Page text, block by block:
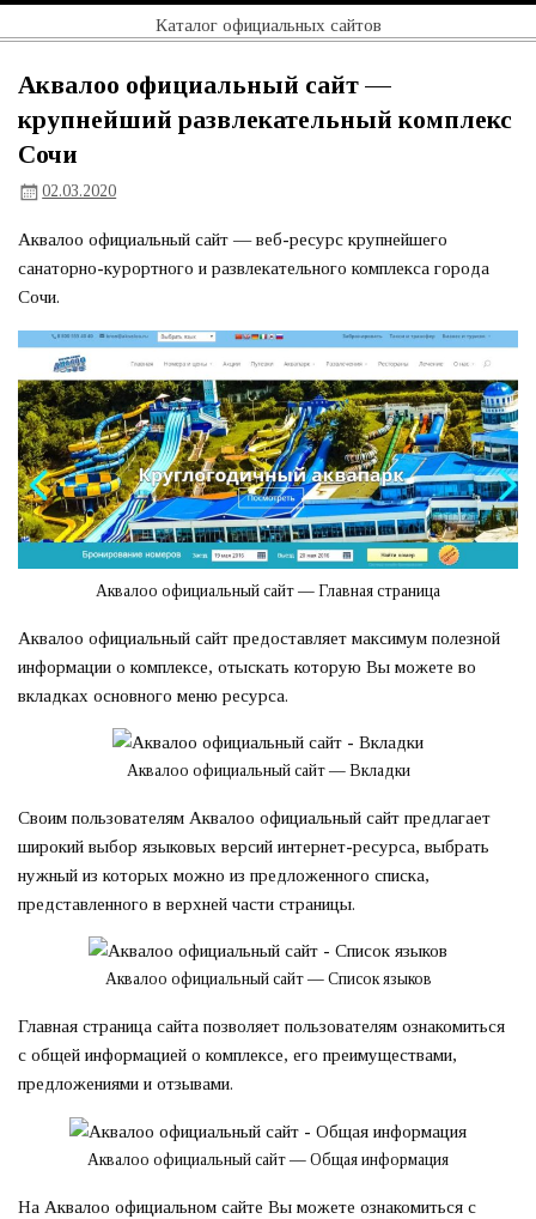
Перейти
содержимому
Официальный
Каталог официальных сайтов
Аквалоо официальный сайт —
крупнейший развлекательный комплекс
Сочи
02.03.2020
Аквалоо официальный сайт — веб-ресурс крупнейшего
санаторно-курортного и развлекательного комплекса города
Сочи.
Аквалоо официальный сайт — Главная страница
Аквалоо официальный сайт предоставляет максимум полезной
информации о комплексе, отыскать которую Вы можете во
вкладках основного меню ресурса.
Аквалоо официальный сайт — Вкладки
Своим пользователям Аквалоо официальный сайт предлагает
широкий выбор языковых версий интернет-ресурса, выбрать
нужный из которых можно из предложенного списка,
представленного в верхней части страницы.
Аквалоо официальный сайт — Список языков
Главная страница сайта позволяет пользователям ознакомиться
с общей информацией о комплексе, его преимуществами,
предложениями и отзывами.
Аквалоо официальный сайт — Общая информация
На Аквалоо официальном сайте Вы можете ознакомиться с